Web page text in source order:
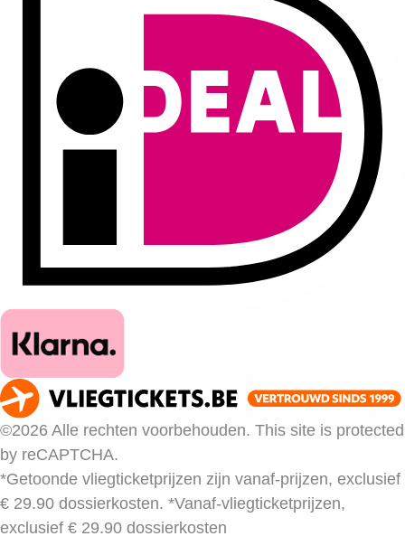
©2026 Alle rechten voorbehouden. This site is protected
by reCAPTCHA.
*Getoonde vliegticketprijzen zijn vanaf-prijzen, exclusief
€ 29.90 dossierkosten. *Vanaf-vliegticketprijzen,
exclusief € 29.90 dossierkosten